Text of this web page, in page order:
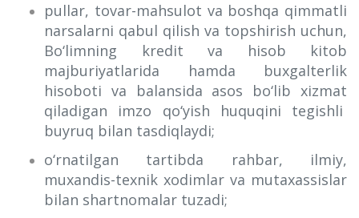
pullar, tovar-mahsulot va boshqa qimmatli
narsalarni qabul qilish va topshirish uchun,
Bo‘limning kredit va hisob kitob
majburiyatlarida hamda buxgalterlik
hisoboti va balansida asos bo‘lib xizmat
qiladigan imzo qo‘yish huquqini tegishli
buyruq bilan tasdiqlaydi;
o‘rnatilgan tartibda rahbar, ilmiy,
muxandis-texnik xodimlar va mutaxassislar
bilan shartnomalar tuzadi;